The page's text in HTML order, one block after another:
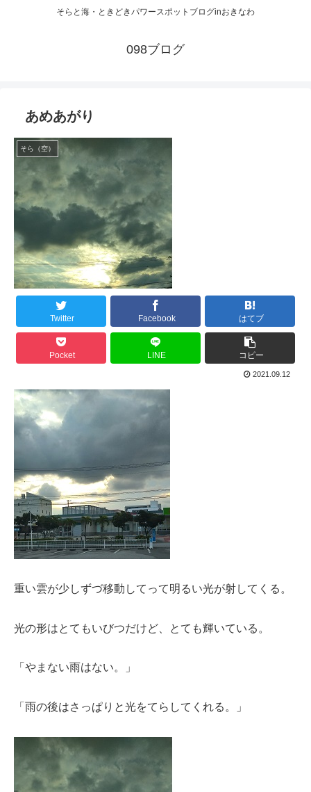
そらと海・ときどきパワースポットブログinおきなわ
098ブログ
あめあがり
そら（空）
Twitter Facebook はてブ
Pocket LINE コピー
2021.09.12
重い雲が少しずづ移動してって明るい光が射してくる。
光の形はとてもいびつだけど、とても輝いている。
「やまない雨はない。」
「雨の後はさっぱりと光をてらしてくれる。」